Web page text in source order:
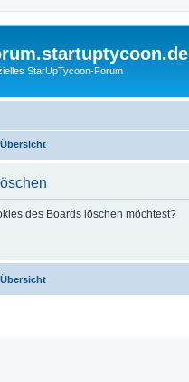
StarUpTycoon-Forum
des Boards löschen möchtest?